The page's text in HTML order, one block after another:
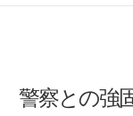
警察との強